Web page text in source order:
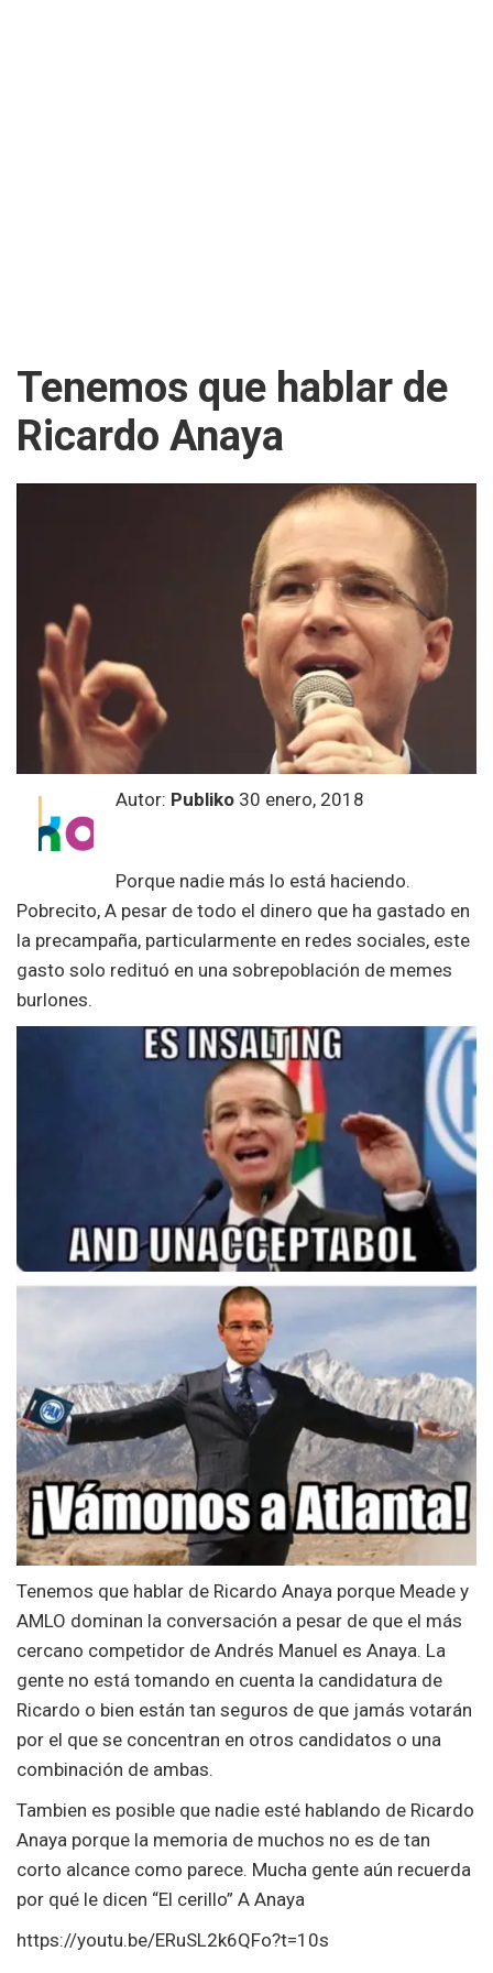
Tenemos que hablar de
Ricardo Anaya
Autor: Publiko 30 enero, 2018
Porque nadie más lo está haciendo.
Pobrecito, A pesar de todo el dinero que ha gastado en
la precampaña, particularmente en redes sociales, este
gasto solo redituó en una sobrepoblación de memes
burlones.
Tenemos que hablar de Ricardo Anaya porque Meade y
AMLO dominan la conversación a pesar de que el más
cercano competidor de Andrés Manuel es Anaya. La
gente no está tomando en cuenta la candidatura de
Ricardo o bien están tan seguros de que jamás votarán
por el que se concentran en otros candidatos o una
combinación de ambas.
Tambien es posible que nadie esté hablando de Ricardo
Anaya porque la memoria de muchos no es de tan
corto alcance como parece. Mucha gente aún recuerda
por qué le dicen “El cerillo” A Anaya
https://youtu.be/ERuSL2k6QFo?t=10s